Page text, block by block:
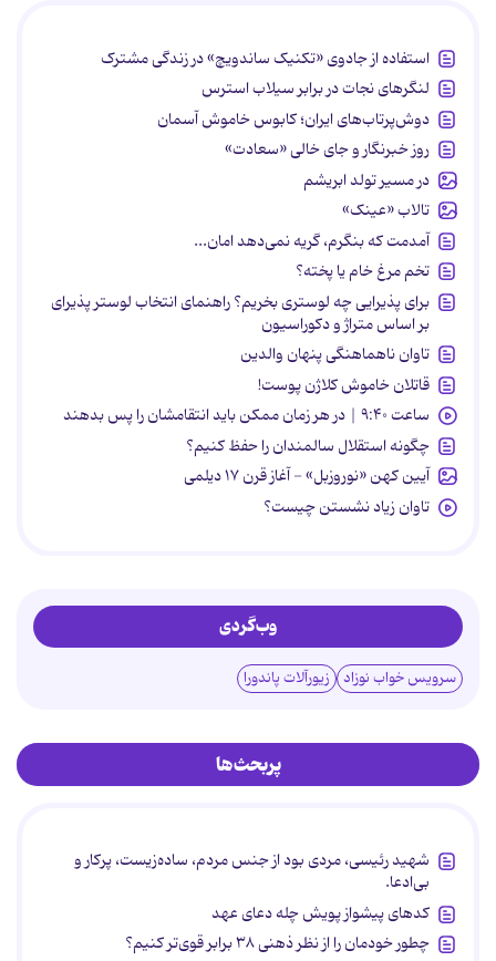
استفاده از جادوی «تکنیک ساندویچ» در زندگی مشترک
لنگرهای نجات در برابر سیلاب استرس
دوش‌پرتاب‌های ایران؛ کابوس خاموش آسمان
روز خبرنگار و جای خالی «سعادت»
در مسیر تولد ابریشم
تالاب «عینک»
آمدمت که بنگرم، گریه نمی‌دهد امان...
تخم مرغ خام یا پخته؟
برای پذیرایی چه لوستری بخریم؟ راهنمای انتخاب لوستر پذیرای
بر اساس متراژ و دکوراسیون
تاوان ناهماهنگی پنهان والدین
قاتلان خاموش کلاژن پوست!
ساعت ۹:۴۰ | در هر زمان ممکن باید انتقامشان را پس بدهند
چگونه استقلال سالمندان را حفظ کنیم؟
آیین کهن «نوروزبل» - آغاز قرن ۱۷ دیلمی
تاوان زیاد نشستن چیست؟
وب‌گردی
سرویس خواب نوزاد زیورآلات پاندورا
پربحث‌ها
شهید رئیسی، مردی بود از جنس مردم، ساده‌زیست، پرکار و
بی‌ادعا.
کدهای پیشواز پویش چله دعای عهد
چطور خودمان را از نظر ذهنی ۳۸ برابر قوی‌تر کنیم؟